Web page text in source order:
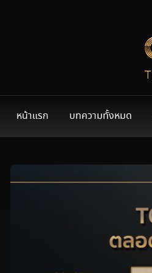
หน้าแรก บทความทั้งหมด